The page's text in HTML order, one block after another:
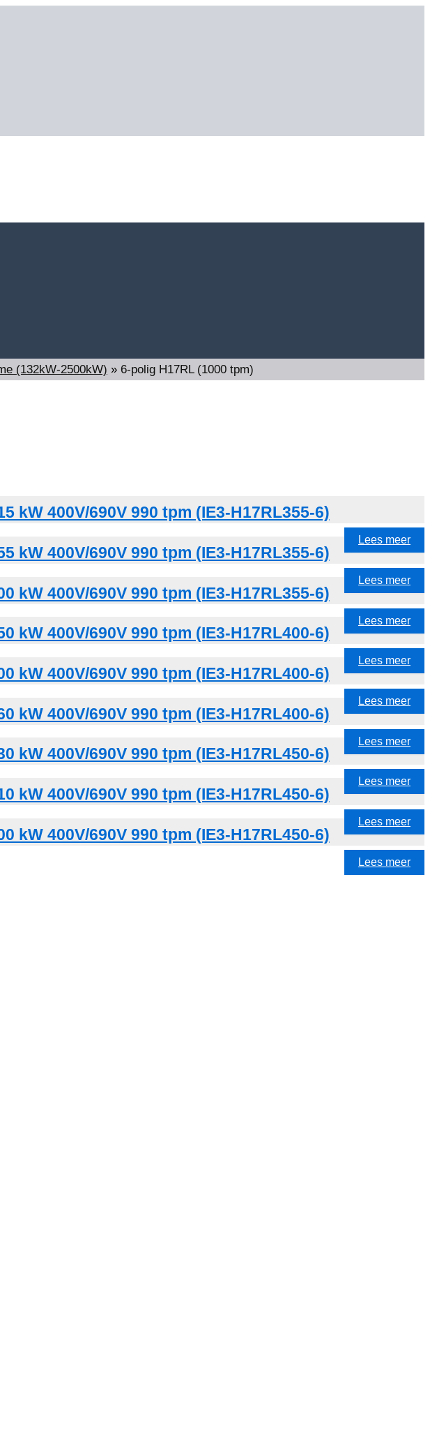
(132kW-2500kW) » 6-polig H17RL (1000 tpm)
kW 400V/690V 990 tpm (IE3-H17RL355-6)
Lees meer
kW 400V/690V 990 tpm (IE3-H17RL355-6)
Lees meer
kW 400V/690V 990 tpm (IE3-H17RL355-6)
Lees meer
kW 400V/690V 990 tpm (IE3-H17RL400-6)
Lees meer
kW 400V/690V 990 tpm (IE3-H17RL400-6)
Lees meer
kW 400V/690V 990 tpm (IE3-H17RL400-6)
Lees meer
kW 400V/690V 990 tpm (IE3-H17RL450-6)
Lees meer
kW 400V/690V 990 tpm (IE3-H17RL450-6)
Lees meer
kW 400V/690V 990 tpm (IE3-H17RL450-6)
Lees meer